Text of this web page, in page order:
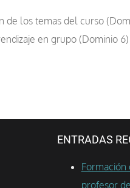
de los temas del curso
en grupo (Dominio 6)
ENTRADAS
Formación
profesor